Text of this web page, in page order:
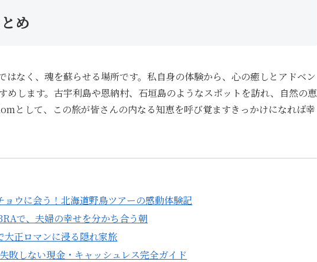
め
はなく、魂を蘇らせる場所です。私自身の体験から、心の癒しとアドベン
めします。古宇利島や恩納村、石垣島のようなスポットを訪れ、自然の恵
として、この旅が皆さんの内なる知恵を呼び覚ますきっかけになれば幸
ウに会う！北海道野鳥ツアーの感動体験記
で、夫婦の幸せを分かち合う朝
正ロマンに浸る隠れ家旅
敗しない現金・キャッシュレス完全ガイド